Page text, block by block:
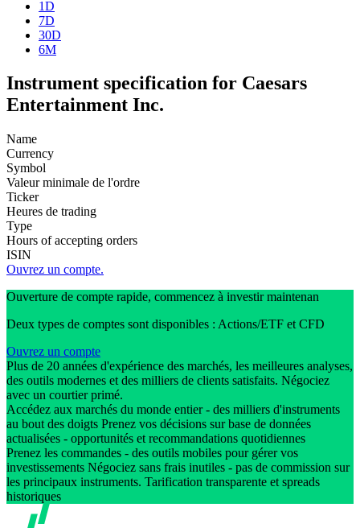
1D
7D
30D
6M
Instrument specification for Caesars
Entertainment Inc.
Name
Currency
Symbol
Valeur minimale de l'ordre
Ticker
Heures de trading
Type
Hours of accepting orders
ISIN
Ouvrez un compte.
Ouverture de compte rapide, commencez à investir maintenan
Deux types de comptes sont disponibles : Actions/ETF et CFD
Ouvrez un compte
Plus de 20 années d'expérience des marchés, les meilleures analyses,
des outils modernes et des milliers de clients satisfaits. Négociez
avec un courtier primé.
Accédez aux marchés du monde entier - des milliers d'instruments
au bout des doigts Prenez vos décisions sur base de données
actualisées - opportunités et recommandations quotidiennes
Prenez les commandes - des outils mobiles pour gérer vos
investissements Négociez sans frais inutiles - pas de commission sur
les principaux instruments. Tarification transparente et spreads
historiques